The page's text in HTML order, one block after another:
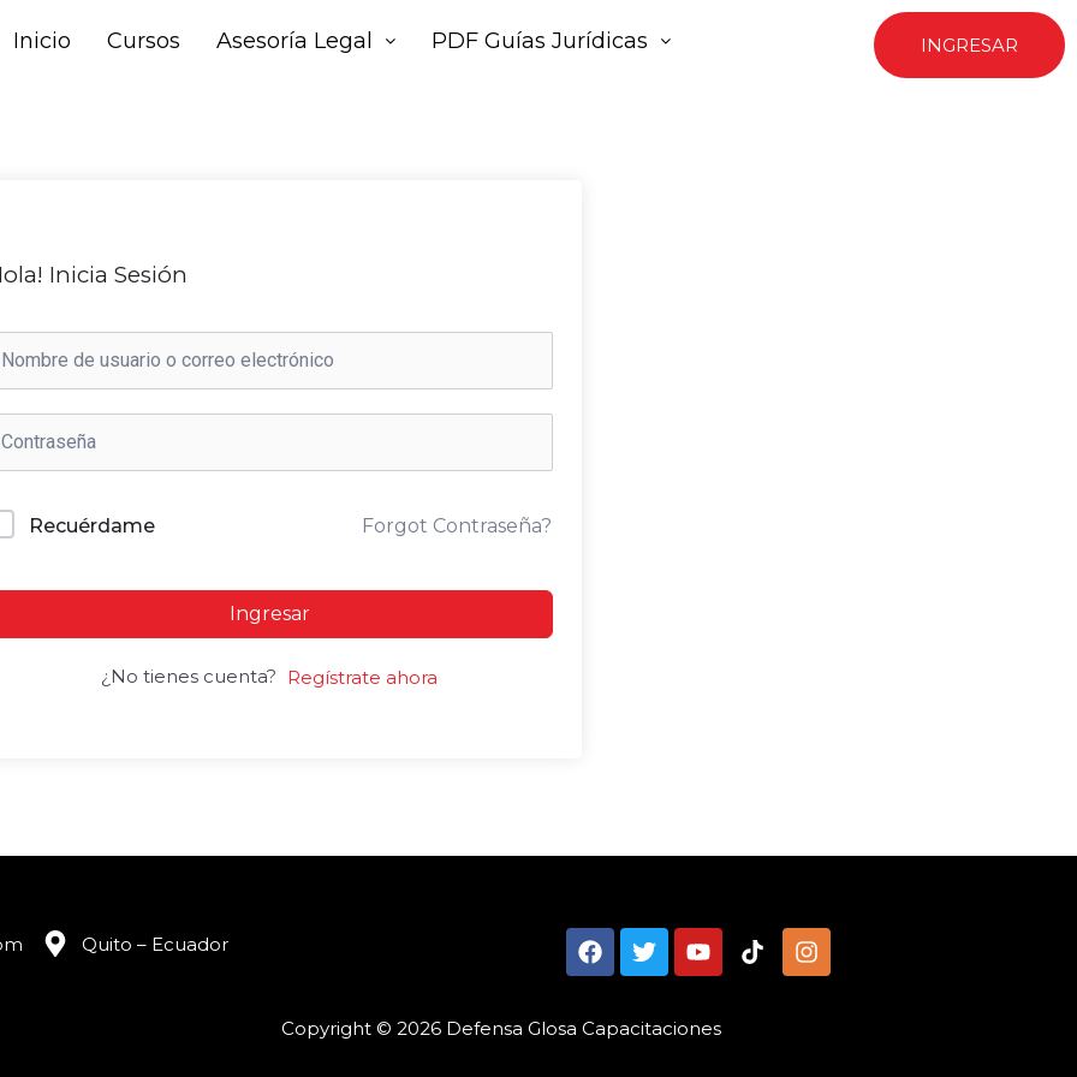
Inicio Cursos Asesoría Legal PDF Guías Jurídicas INGRESAR
Inicia Sesión
Recuérdame Forgot Contraseña?
Ingresar
¿No tienes cuenta? Regístrate ahora
Quito – Ecuador
Copyright © 2026 Defensa Glosa Capacitaciones